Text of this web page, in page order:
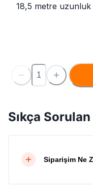
18,5 metre uzunluk
Sıkça
Siparişim Ne